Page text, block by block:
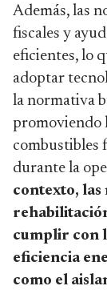
Además, las
fiscales y
eficientes, lo
adoptar
la normativa
promoviendo
combustibles
durante la
contexto,
cumplir con
eficiencia
como el